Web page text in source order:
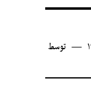
توسط